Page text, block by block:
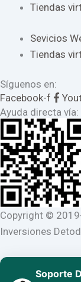
Tiendas
Sevicios
Tiendas
Síguenos en:
Facebook-f
Ayuda directa vía:
Copyright ©
Inversiones
Soporte